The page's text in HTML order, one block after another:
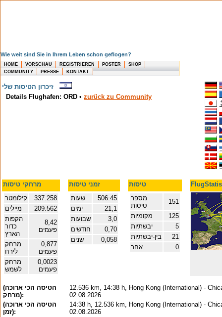
Wie weit sind Sie in Ihrem Leben schon geflogen?
HOME VORSCHAU REGISTRIEREN POSTER
SHOP
COMMUNITY
PRESSE KONTAKT
Details Flughafen: ORD • zurück zu Community
מרחקי טיסות זמני טיסות
טיסות
קילומטר
337.258
מיילים
209.562
הקפות
כדור
8,42
פעמים
מרחק
לירח
0,877
פעמים
מרחק
לשמש
0,0023
פעמים
506:45
ימים
21,1
שבועות
3,0
חודשים
0,70
שנים
0,058
מספר
טיסות
151
מקומיות
125
5
בין-יבשתיות
21
אחר
0
(הטיסה הכי ארוכה
(מרחק:
12.536 km, 14:38 h, Hong Kong (International) -
02.08.2026
(הטיסה הכי ארוכה
(זמן:
14:38 h, 12.536 km, Hong Kong (International) -
02.08.2026